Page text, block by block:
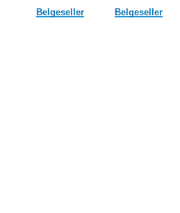
Belgeseller Belgeseller